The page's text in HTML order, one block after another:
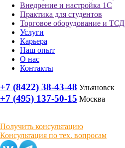
Внедрение и настройка 1С
Практика для студентов
Торговое оборудование и ТСД
Услуги
Карьера
Наш опыт
О нас
Контакты
+7 (8422) 38-43-48 Ульяновск
+7 (495) 137-50-15 Москва
Получить консультацию
Консультация по тех. вопросам